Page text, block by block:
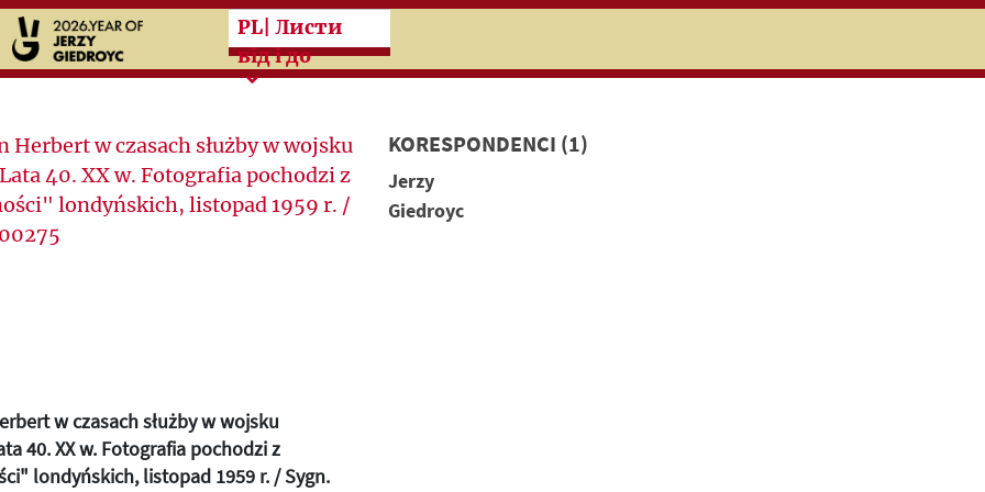
Przeskocz do treści zasadniczej
PL | Листи
від і до
w czasach służby w wojsku
40. XX w. Fotografia pochodzi z
londyńskich, listopad 1959 r. / Sygn.
KORESPONDENCI (1)
Jerzy
Giedroyc